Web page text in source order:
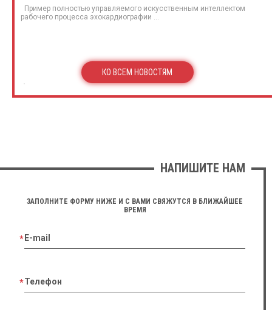
Пример полностью управляемого искусственным интеллектом
рабочего процесса эхокардиографии ...
КО ВСЕМ НОВОСТЯМ
НАПИШИТЕ НАМ
ЗАПОЛНИТЕ ФОРМУ НИЖЕ И С ВАМИ СВЯЖУТСЯ В БЛИЖАЙШЕЕ
ВРЕМЯ
E-mail
Телефон